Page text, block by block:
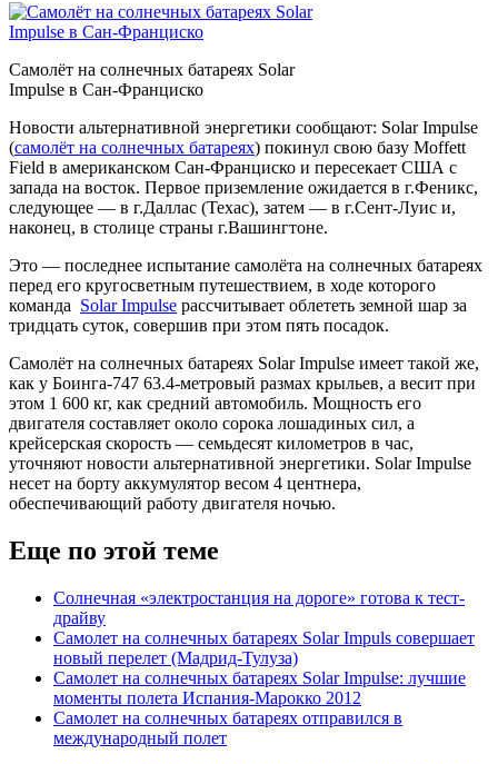
Самолёт на солнечных батареях Solar
Impulse в Сан-Франциско
Новости альтернативной энергетики сообщают: Solar Impulse
(самолёт на солнечных батареях) покинул свою базу Moffett
Field в американском Сан-Франциско и пересекает США с
запада на восток. Первое приземление ожидается в г.Феникс,
следующее — в г.Даллас (Техас), затем — в г.Сент-Луис и,
наконец, в столице страны г.Вашингтоне.
Это — последнее испытание самолёта на солнечных батареях
перед его кругосветным путешествием, в ходе которого
команда Solar Impulse рассчитывает облететь земной шар за
тридцать суток, совершив при этом пять посадок.
Самолёт на солнечных батареях Solar Impulse имеет такой же,
как у Боинга-747 63.4-метровый размах крыльев, а весит при
этом 1 600 кг, как средний автомобиль. Мощность его
двигателя составляет около сорока лошадиных сил, а
крейсерская скорость — семьдесят километров в час,
уточняют новости альтернативной энергетики. Solar Impulse
несет на борту аккумулятор весом 4 центнера,
обеспечивающий работу двигателя ночью.
Еще по этой теме
Солнечная «электростанция на дороге» готова к тест-
драйву
Самолет на солнечных батареях Solar Impuls совершает
новый перелет (Мадрид-Тулуза)
Самолет на солнечных батареях Solar Impulse: лучшие
моменты полета Испания-Марокко 2012
Самолет на солнечных батареях отправился в
международный полет